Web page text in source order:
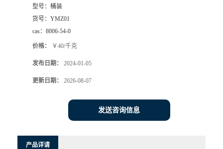
型号： 桶装
货号： YMZ01
cas： 8006-54-0
价格： ￥40/千克
发布日期： 2024-01-05
更新日期： 2026-08-07
发送咨询信息
产品详请